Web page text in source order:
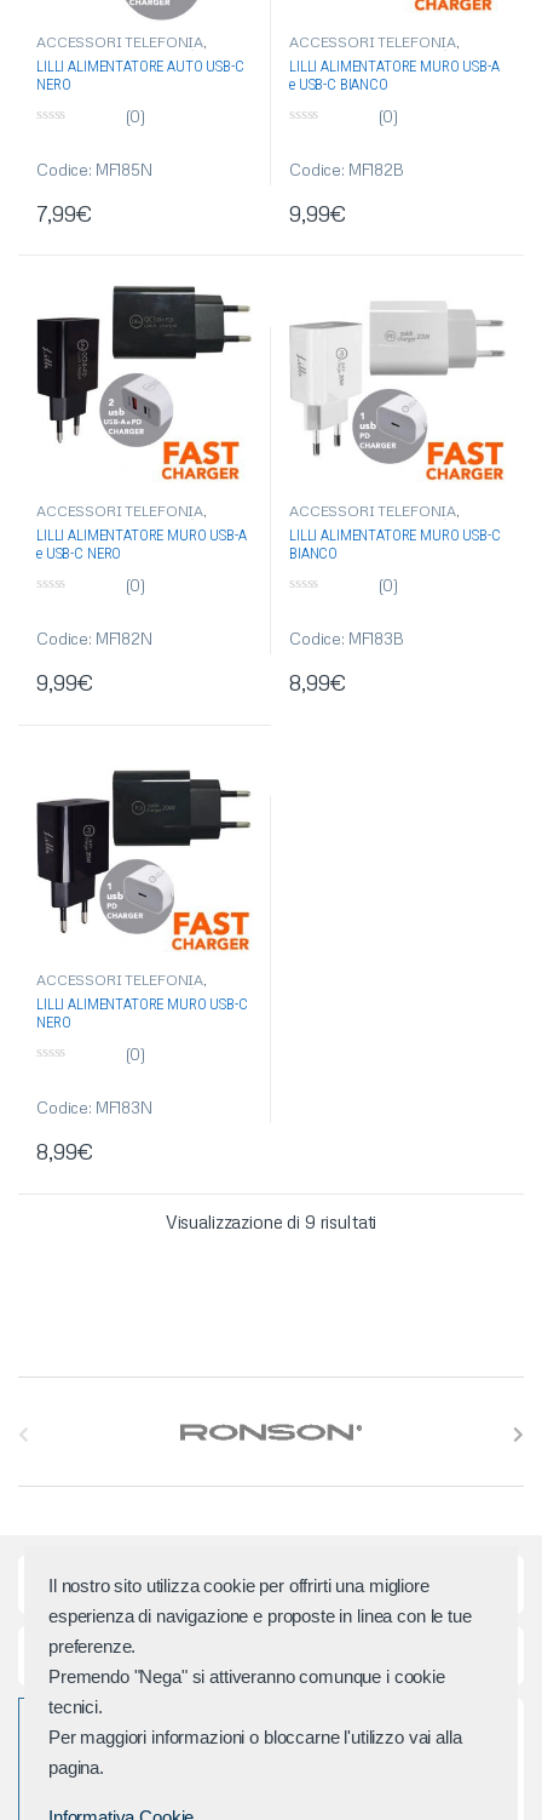
ACCESSORI TELEFONIA,
ALIMENTATORI AUTO/MURO,
ARTICOLI SINGOLI,
ELETTRONICA
LILLI ALIMENTATORE AUTO USB-C
NERO
u
5
(0)
Codice: MF185N
7,99€
ACCESSORI TELEFONIA,
ALIMENTATORI AUTO/MURO ,
ARTICOLI SINGOLI,
ELETTRONICA
LILLI ALIMENTATORE MURO USB-A
e USB-C BIANCO
u
5
(0)
Codice: MF182B
9,99€
ACCESSORI TELEFONIA,
ALIMENTATORI AUTO/MURO ,
ARTICOLI SINGOLI,
ELETTRONICA
LILLI ALIMENTATORE MURO USB-A
e USB-C NERO
u
5
(0)
Codice: MF182N
9,99€
ACCESSORI TELEFONIA,
ALIMENTATORI AUTO/MURO ,
ARTICOLI SINGOLI,
ELETTRONICA
LILLI ALIMENTATORE MURO USB-C
BIANCO
u
5
(0)
Codice: MF183B
8,99€
ACCESSORI TELEFONIA,
ALIMENTATORI AUTO/MURO ,
ARTICOLI SINGOLI,
ELETTRONICA
LILLI ALIMENTATORE MURO USB-C
NERO
u
5
(0)
Codice: MF183N
8,99€
Visualizzazione di 9 risultati
M
Categorie principali
Assistenza e Contatti
Il nostro sito utilizza cookie per offrirti una migliore
esperienza di navigazione e proposte in linea con le tue
preferenze.
Premendo "Nega" si attiveranno comunque i cookie
tecnici.
Per maggiori informazioni o bloccarne l'utilizzo vai alla
pagina.